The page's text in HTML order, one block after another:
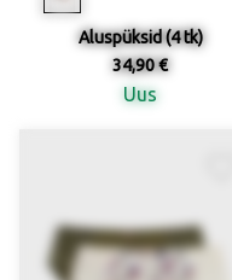
Aluspüksid (4 tk)
34,90 €
Uus